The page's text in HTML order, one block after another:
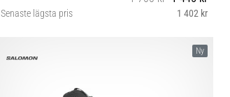
Senaste lägsta pris 1 402 kr
Ny